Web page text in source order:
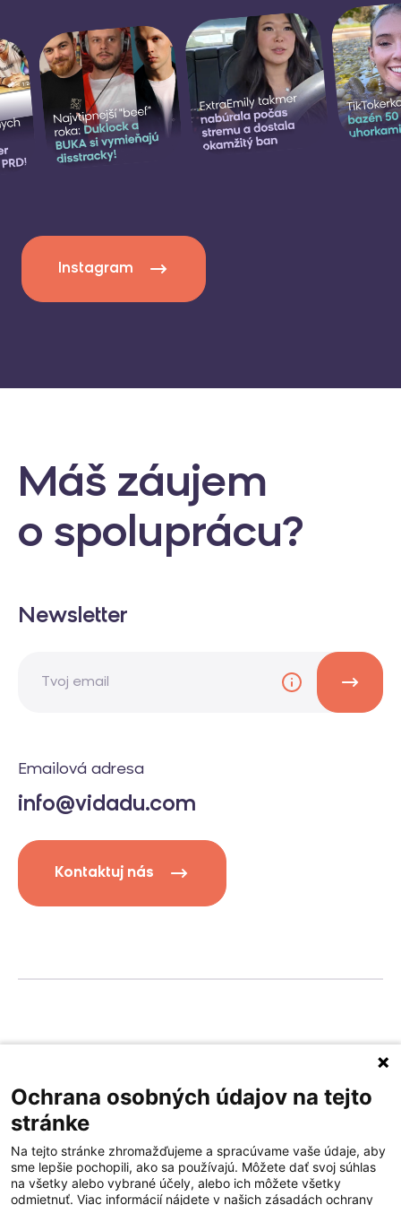
Instagram
Máš záujem
o spoluprácu?
Newsletter
Emailová adresa
info@vidadu.com
Kontaktuj nás
Ochrana osobných údajov na tejto
stránke
Na tejto stránke zhromažďujeme a spracúvame vaše údaje, aby
sme lepšie pochopili, ako sa používajú. Môžete dať svoj súhlas
na všetky alebo vybrané účely, alebo ich môžete všetky
odmietnuť. Viac informácií nájdete v našich zásadách ochrany